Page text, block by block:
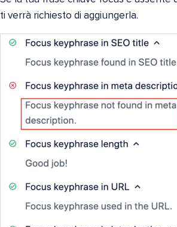
ti verrà richiesto di aggiungerla.